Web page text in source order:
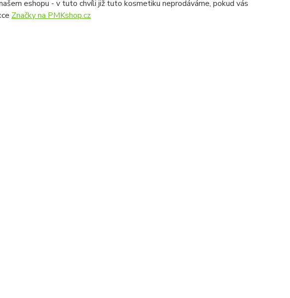
eshopu - v tuto chvíli již tuto kosmetiku neprodáváme, pokud vás
Značky na PMKshop.cz